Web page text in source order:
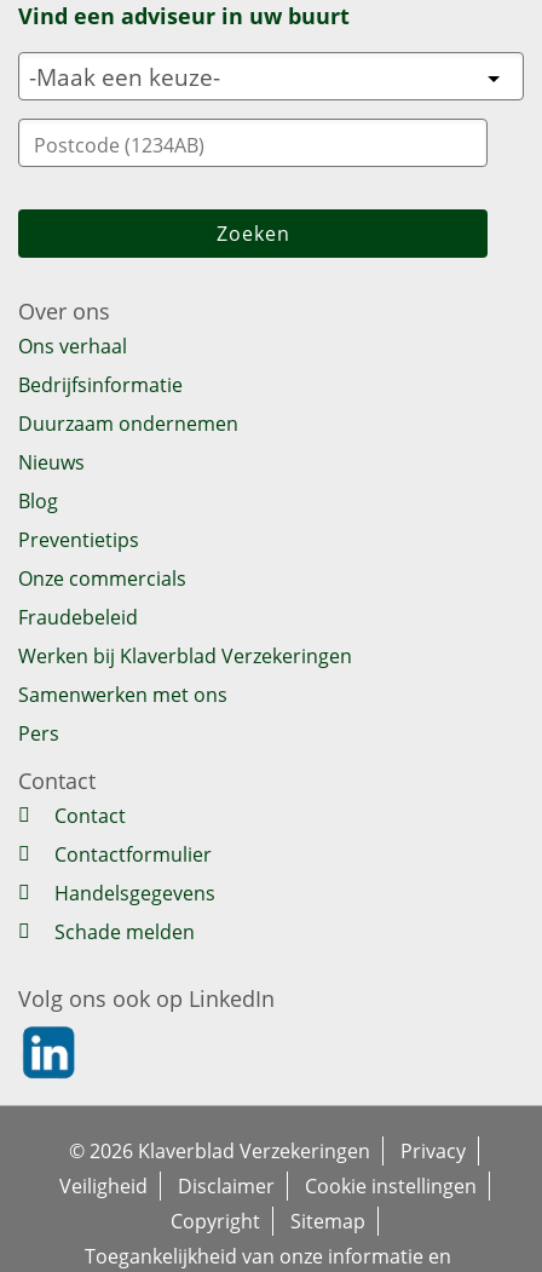
Vind een adviseur in uw buurt
Over ons
Ons verhaal
Bedrijfsinformatie
Duurzaam ondernemen
Nieuws
Blog
Preventietips
Onze commercials
Fraudebeleid
Werken bij Klaverblad Verzekeringen
Samenwerken met ons
Pers
Contact
Contact
Contactformulier
Handelsgegevens
Schade melden
Volg ons ook op LinkedIn
https://nl.linkedin.com/company/klaverblad-
© 2026 Klaverblad Verzekeringen
Privacy
Veiligheid
Disclaimer
Cookie instellingen
Copyright
Sitemap
Toegankelijkheid van onze informatie en